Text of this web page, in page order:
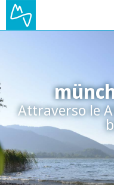
Attraverso le